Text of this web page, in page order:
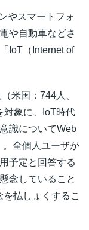
やスマートフォ
や自動車などさ
IoT（Internet of
米国：744人、
対象に、IoT時代
識についてWeb
全個人ユーザが
予定と回答する
念していること
払しょくするこ